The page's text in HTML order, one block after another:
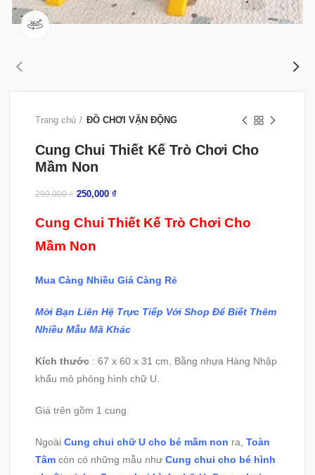
360 product view
Trang chủ ĐỒ CHƠI VẬN ĐỘNG
Cung Chui Thiết Kế Trò Chơi Cho
Mầm Non
290,000₫ 250,000 ₫
Cung Chui Thiết Kế Trò Chơi Cho
Mầm Non
Mua Càng Nhiều Giá Càng Rẻ
Mời Bạn Liên Hệ Trực Tiếp Với Shop Để Biết Thêm
Nhiều Mẫu Mã Khác
Kích thước : 67 x 60 x 31 cm, Bằng nhựa Hàng Nhập
khẩu mô phỏng hình chữ U.
Giá trên gồm 1 cung
Ngoài Cung chui chữ U cho bé mầm non ra, Toàn
Tâm còn có những mẫu như Cung chui cho bé hình